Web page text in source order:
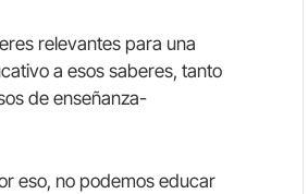
relevantes para una
a esos saberes, tanto
de enseñanza-
eso, no podemos educar